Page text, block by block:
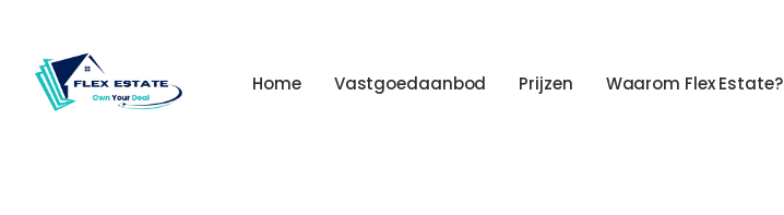
Home Vastgoedaanbod Prijzen Waarom Flex Estate?